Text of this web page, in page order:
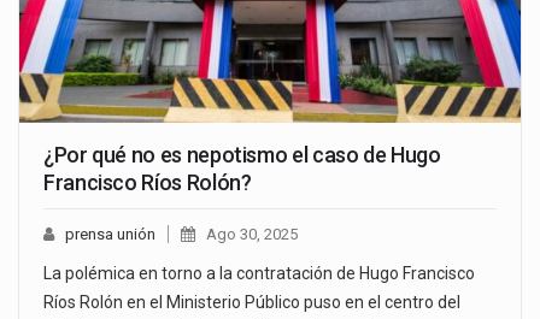
¿Por qué no es nepotismo el caso de Hugo
Francisco Ríos Rolón?
prensa unión Ago 30, 2025
La polémica en torno a la contratación de Hugo Francisco
Ríos Rolón en el Ministerio Público puso en el centro del